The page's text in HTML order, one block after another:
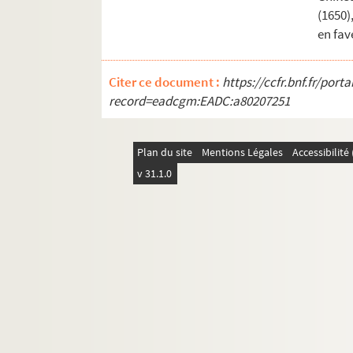
en
Citer ce document : https://ccfr.bnf.fr/
record=eadcgm:EADC:a80207251
Plan du site Mentions Légales
v 31.1.0